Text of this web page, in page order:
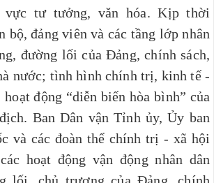
vực tư tưởng, văn hóa. Kịp thời
bộ, đảng viên và các tầng lớp nhân
đường lối của Đảng, chính sách,
nước; tình hình chính trị, kinh tế -
động “diễn biến hòa bình” của
Ban Dân vận Tỉnh ủy, Ủy ban
và các đoàn thể chính trị - xã hội
hoạt động vận động nhân dân